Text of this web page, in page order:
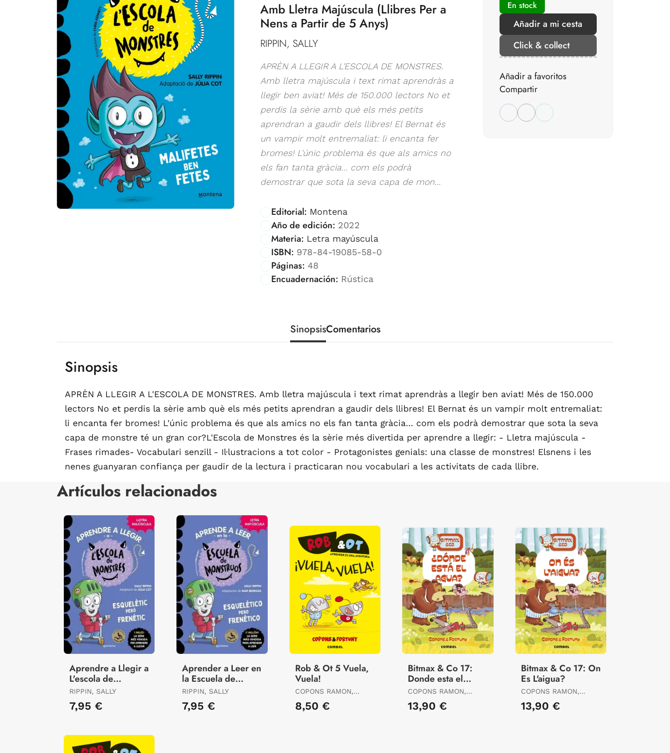
Amb Lletra Majúscula (Llibres Per a
Nens a Partir de 5 Anys)
RIPPIN, SALLY
APRÈN A LLEGIR A L'ESCOLA DE MONSTRES.
Amb lletra majúscula i text rimat aprendràs a
llegir ben aviat! Més de 150.000 lectors No et
perdis la sèrie amb què els més petits
aprendran a gaudir dels llibres! El Bernat és
un vampir molt entremaliat: li encanta fer
bromes! L'únic problema és que als amics no
els fan tanta gràcia... com els podrà
demostrar que sota la seva capa de mon...
Editorial: Montena
Año de edición: 2022
Materia: Letra mayúscula
ISBN: 978-84-19085-58-0
Páginas: 48
Encuadernación: Rústica
En stock
Añadir a mi cesta
Click & collect
Añadir a favoritos
Compartir
SinopsisComentarios
Sinopsis
APRÈN A LLEGIR A L'ESCOLA DE MONSTRES. Amb lletra majúscula i text rimat aprendràs a llegir ben aviat! Més de 150.000
lectors No et perdis la sèrie amb què els més petits aprendran a gaudir dels llibres! El Bernat és un vampir molt entremaliat:
li encanta fer bromes! L'únic problema és que als amics no els fan tanta gràcia... com els podrà demostrar que sota la seva
capa de monstre té un gran cor?L'Escola de Monstres és la sèrie més divertida per aprendre a llegir: - Lletra majúscula -
Frases rimades- Vocabulari senzill - Il·lustracions a tot color - Protagonistes genials: una classe de monstres! Elsnens i les
nenes guanyaran confiança per gaudir de la lectura i practicaran nou vocabulari a les activitats de cada llibre.
Artículos relacionados
Aprendre a Llegir a
L'escola de
Monstres 21 -
Esquelètic Però
Frenètic
RIPPIN, SALLY
7,95 €
Aprender a Leer en
la Escuela de
Monstruos 21 -
Esquelético Pero
Frenético
RIPPIN, SALLY
7,95 €
Rob & Ot 5 Vuela,
Vuela!
COPONS RAMON,
8,50 €
Bitmax & Co 17:
Donde esta el
Agua?
COPONS RAMON,
13,90 €
Bitmax & Co 17: On
Es L'aigua?
COPONS RAMON,
13,90 €